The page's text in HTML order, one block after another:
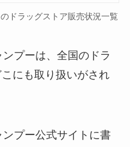
のドラッグストア販売状況一覧
プーは、全国のドラ
にも取り扱いがされ
プー公式サイトに書